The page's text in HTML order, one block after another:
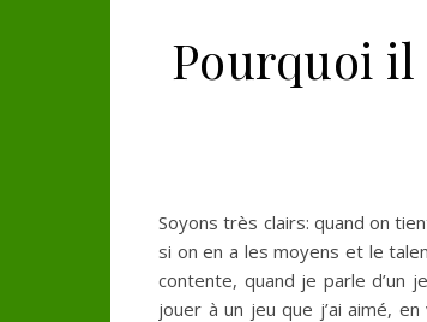
Pourquoi
Soyons très clairs: quand on
si on en a les moyens et le
contente, quand je parle d’un
jouer à un jeu que j’ai aimé,